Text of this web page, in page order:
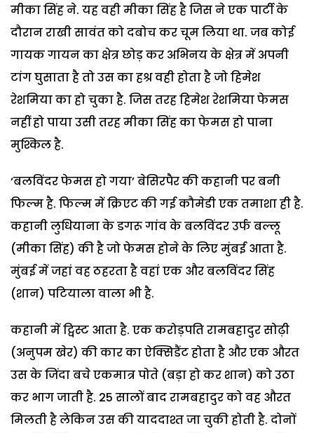
मीका सिंह ने. यह वही मीका सिंह है जिस ने एक पार्टी के
दौरान राखी सावंत को दबोच कर चूम लिया था. जब कोई
गायक गायन का क्षेत्र छोड़ कर अभिनय के क्षेत्र में अपनी
टांग घुसाता है तो उस का हश्र वही होता है जो हिमेश
रेशमिया का हो चुका है. जिस तरह हिमेश रेशमिया फेमस
नहीं हो पाया उसी तरह मीका सिंह का फेमस हो पाना
मुश्किल है.
‘बलविंदर फेमस हो गया’ बेसिरपैर की कहानी पर बनी
फिल्म है. फिल्म में क्रिएट की गई कौमेडी एक तमाशा ही है.
कहानी लुधियाना के डगरू गांव के बलविंदर उर्फ बल्लू
(मीका सिंह) की है जो फेमस होने के लिए मुंबई आता है.
मुंबई में जहां वह ठहरता है वहां एक और बलविंदर सिंह
(शान) पटियाला वाला भी है.
कहानी में ट्विस्ट आता है. एक करोड़पति रामबहादुर सोढ़ी
(अनुपम खेर) की कार का ऐक्सिडैंट होता है और एक औरत
उस के जिंदा बचे एकमात्र पोते (बड़ा हो कर शान) को उठा
कर भाग जाती है. 25 सालों बाद रामबहादुर को वह औरत
मिलती है लेकिन उस की याददाश्त जा चुकी होती है. दोनों